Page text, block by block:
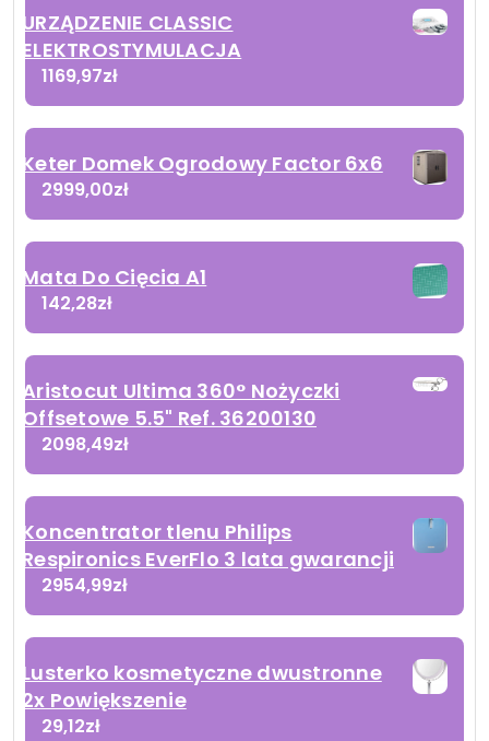
URZĄDZENIE CLASSIC
ELEKTROSTYMULACJA
1169,97zł
Keter Domek Ogrodowy Factor 6x6
2999,00zł
Mata Do Cięcia A1
142,28zł
Aristocut Ultima 360° Nożyczki
Offsetowe 5.5" Ref. 36200130
2098,49zł
Koncentrator tlenu Philips
Respironics EverFlo 3 lata gwarancji
2954,99zł
Lusterko kosmetyczne dwustronne
2x Powiększenie
29,12zł